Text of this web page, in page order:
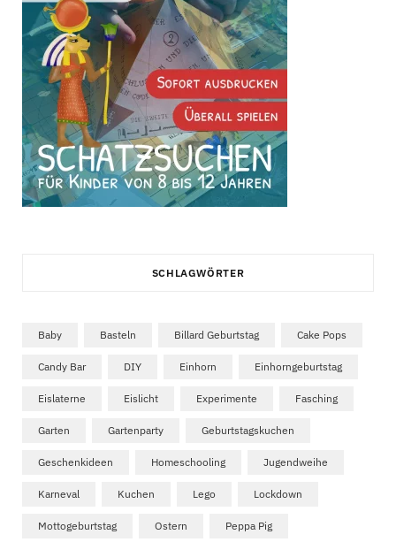
SCHLAGWÖRTER
Baby Basteln Billard Geburtstag Cake Pops
Candy Bar DIY Einhorn Einhorngeburtstag
Eislaterne Eislicht Experimente Fasching
Garten Gartenparty Geburtstagskuchen
Geschenkideen Homeschooling Jugendweihe
Karneval Kuchen Lego Lockdown
Mottogeburtstag Ostern Peppa Pig